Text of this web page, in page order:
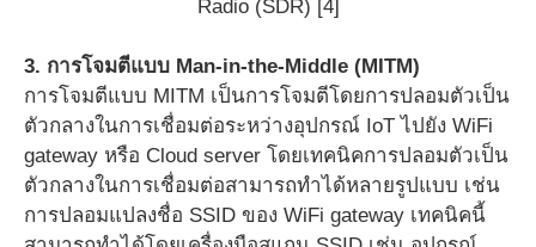
Radio (SDR) [4]
3. การโจมตีแบบ Man-in-the-Middle (MITM)
การโจมตีแบบ MITM เป็นการโจมตีโดยการปลอมตัวเป็น
ตัวกลางในการเชื่อมต่อระหว่างอุปกรณ์ IoT ไปยัง WiFi
gateway หรือ Cloud server โดยเทคนิคการปลอมตัวเป็น
ตัวกลางในการเชื่อมต่อสามารถทำได้หลายรูปแบบ เช่น
การปลอมแปลงชื่อ SSID ของ WiFi gateway เทคนิคนี้